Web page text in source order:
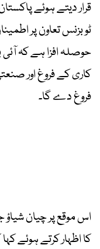
قرار دیتے ہوئے
ٹو بزنس تعاون پر
حوصلہ افزا ہے کہ
کاری کے فروغ اور
فروغ دے گا۔
اس موقع پر چیان
کا اظہار کرتے ہوئے